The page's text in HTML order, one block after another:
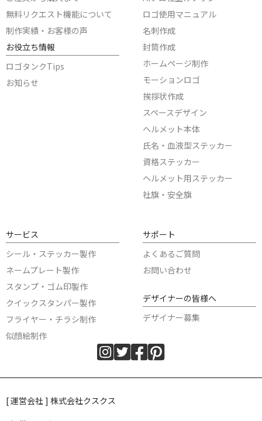
無料リクエスト機能について
制作実績・お客様の声
お役立ち情報
ロゴタンクTips
お知らせ
ロゴ使用マニュアル
名刺作成
封筒作成
ホームページ制作
モーションロゴ
挨拶状作成
スペースデザイン
ヘルメット本体
氏名・血液型ステッカー
資格ステッカー
ヘルメット用ステッカー
社旗・安全旗
サービス
シール・ステッカー製作
ネームプレート製作
スタンプ・ゴム印製作
クイックスタンパー製作
フライヤー・チラシ制作
似顔絵制作
サポート
よくあるご質問
お問い合わせ
デザイナーの皆様へ
デザイナー募集
[ 運営会社 ] 株式会社クスクス